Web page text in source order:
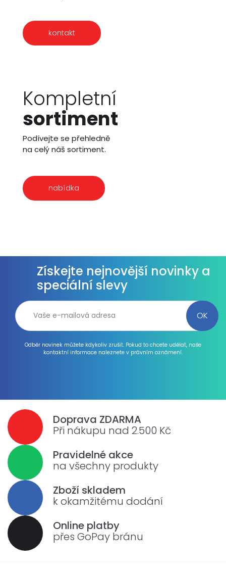
kontakt
Kompletní
sortiment
Podívejte se přehledně
na celý náš sortiment.
nabídka
Získejte nejnovější novinky a
speciální slevy
Odběr novinek můžete kdykoliv zrušit. Pokud to chcete udělat, naše
kontaktní informace naleznete v právním oznámení.
Doprava ZDARMA
Při nákupu nad 2.500 Kč
Pravidelné akce
na všechny produkty
Zboží skladem
k okamžitému dodání
Online platby
přes GoPay bránu